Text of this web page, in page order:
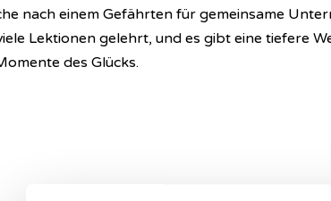
nach einem Gefährten für gemeinsame
Lektionen gelehrt, und es gibt eine tiefere
des Glücks.